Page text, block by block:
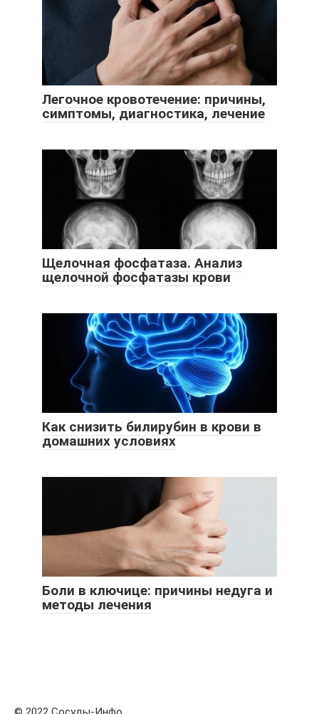
Легочное кровотечение: причины,
симптомы, диагностика, лечение
Щелочная фосфатаза. Анализ
щелочной фосфатазы крови
Как снизить билирубин в крови в
домашних условиях
Боли в ключице: причины недуга и
методы лечения